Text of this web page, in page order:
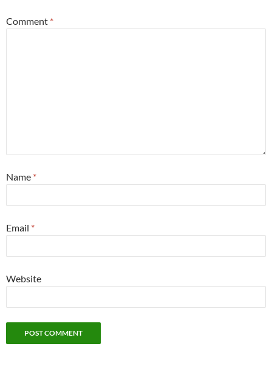
Comment *
Name *
Email *
Website